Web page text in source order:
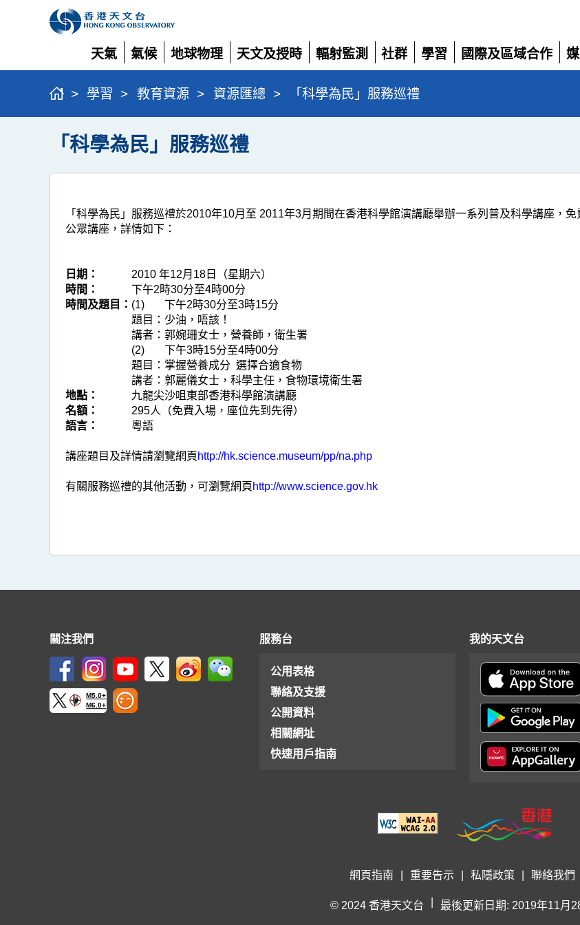
天氣
展
開
氣候
展
開
地球物理
展
開
天文及授時
展
開
輻射監測
展
開
社群
展
開
學習
展
國際及區域合作
展
展
> 學習 > 教育資源 > 資源匯總 > 「科學為民」服務巡禮
「科學為民」服務巡禮
「科學為民」服務巡禮於2010年10月至 2011年3月 期間在香港科學館演講廳舉辦一系列普及科學講座，
公眾講座，詳情如下：
日期：
2010 年12月18日（星期六）
時間：
下午2時30分至4時00分
時間及題目： (1)
下午2時30分至3時15分
題目： 少油，唔該！
講者： 郭婉珊女士，營養師，衛生署
(2)
下午3時15分至4時00分
題目： 掌握營養成分 選擇合適食物
講者： 郭麗儀女士，科學主任，食物環境衛生署
地點：
九龍尖沙咀東部香港科學館演講廳
名額：
295人（免費入場，座位先到先得）
語言：
粵語
講座題目及詳情請瀏覽網頁 http://hk.science.museum/pp/na.php
有關服務巡禮的其他活動，可瀏覽網頁 http://www.science.gov.hk
關注我們
M5.0+
M6.0+
服務台
公用表格
聯絡及支援
公開資料
相關網址
快速用戶指南
我的天文台
網頁指南 重要告示 私隱政策 聯絡我們
© 2024 香港天文台 最後更新日期: 2019年11月